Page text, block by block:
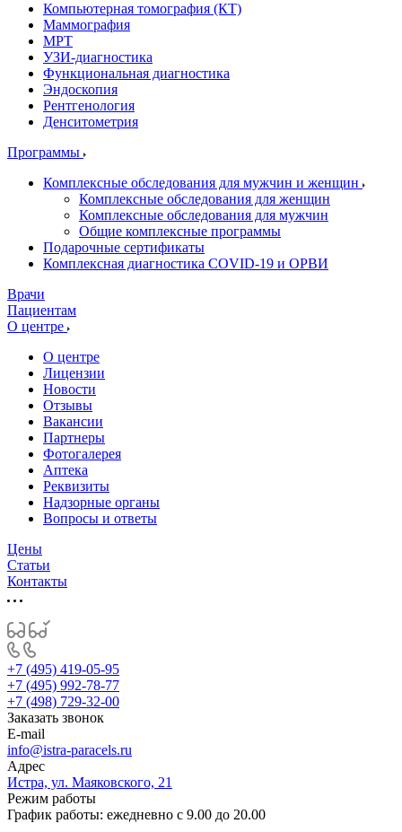
Компьютерная томография (КТ)
Маммография
МРТ
УЗИ-диагностика
Функциональная диагностика
Эндоскопия
Рентгенология
Денситометрия
Программы
Комплексные обследования для мужчин и женщин
Комплексные обследования для женщин
Комплексные обследования для мужчин
Общие комплексные программы
Подарочные сертификаты
Комплексная диагностика COVID-19 и ОРВИ
Врачи
Пациентам
О центре
О центре
Лицензии
Новости
Отзывы
Вакансии
Партнеры
Фотогалерея
Аптека
Реквизиты
Надзорные органы
Вопросы и ответы
Цены
Статьи
Контакты
+7 (495) 419-05-95
+7 (495) 992-78-77
+7 (498) 729-32-00
Заказать звонок
E-mail
info@istra-paracels.ru
Адрес
Истра, ул. Маяковского, 21
Режим работы
График работы: ежедневно с 9.00 до 20.00